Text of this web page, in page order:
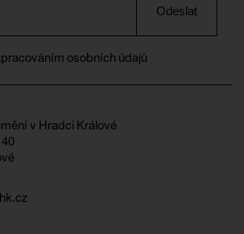
Odeslat
osobních údajů
v Hradci Králové